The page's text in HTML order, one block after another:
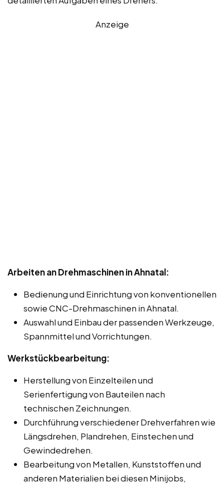
Anzeige
Arbeiten an Drehmaschinen in Ahnatal:
Bedienung und Einrichtung von konventionellen
sowie CNC-Drehmaschinen in Ahnatal.
Auswahl und Einbau der passenden Werkzeuge,
Spannmittel und Vorrichtungen.
Werkstückbearbeitung:
Herstellung von Einzelteilen und
Serienfertigung von Bauteilen nach
technischen Zeichnungen.
Durchführung verschiedener Drehverfahren wie
Längsdrehen, Plandrehen, Einstechen und
Gewindedrehen.
Bearbeitung von Metallen, Kunststoffen und
anderen Materialien bei diesen Minijobs,